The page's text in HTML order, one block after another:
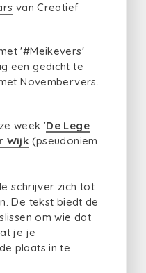
van Creatief
'#Meikevers'
een gedicht te
Novembervers.
week 'De Lege
Wijk (pseudoniem
schrijver zich tot
De tekst biedt de
om wie dat
je je
plaats in te